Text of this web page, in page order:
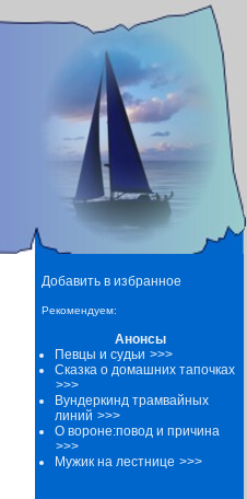
Добавить в избранное
Рекомендуем:
Анонсы
Певцы и судьи >>>
Сказка о домашних тапочках
>>>
Вундеркинд трамвайных
линий >>>
О вороне:повод и причина
>>>
Мужик на лестнице >>>